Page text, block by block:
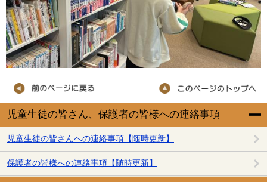
児童生徒の皆さん、保護者の皆様への連絡事項
児童生徒の皆さんへの連絡事項【随時更新】
保護者の皆様への連絡事項【随時更新】